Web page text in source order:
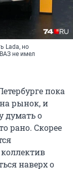
Lada, но
не имел
пока
рынок, и
думать о
рано. Скорее
наверх о